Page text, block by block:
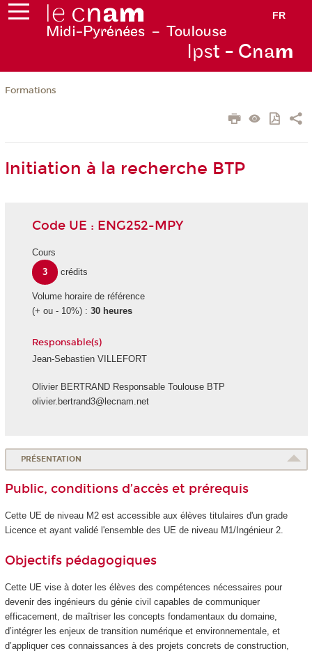
FR
Ipst - Cnam
Formations
Initiation à la recherche BTP
Code UE : ENG252-MPY
Cours
3
crédits
Volume horaire de référence
(+ ou - 10%) : 30 heures
Responsable(s)
Jean-Sebastien VILLEFORT
Olivier BERTRAND Responsable Toulouse BTP
olivier.bertrand3@lecnam.net
PRÉSENTATION
Public, conditions d’accès et prérequis
Cette UE de niveau M2 est accessible aux élèves titulaires d'un grade
Licence et ayant validé l'ensemble des UE de niveau M1/Ingénieur 2.
Objectifs pédagogiques
Cette UE vise à doter les élèves des compétences nécessaires pour
devenir des ingénieurs du génie civil capables de communiquer
efficacement, de maîtriser les concepts fondamentaux du domaine,
d’intégrer les enjeux de transition numérique et environnementale, et
d’appliquer ces connaissances à des projets concrets de construction,